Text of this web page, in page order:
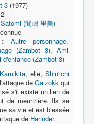
3(1977)
(間嶋 里美)
:
Autre personnage,
(Zambot 3), Ami
d'enfance (Zambot 3)
, elle, Shin'ichi
de Gaizokk qui
s'il existe un lien de
de meurtrière. Ils se
sa vie et est blessée
de Harinder.